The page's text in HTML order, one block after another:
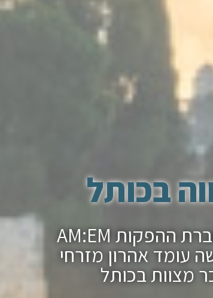
בכותל
הפקת בר מצווה בכותל עם חברת ההפקות AM:EM
עומד אהרון מזרחי
בכותל